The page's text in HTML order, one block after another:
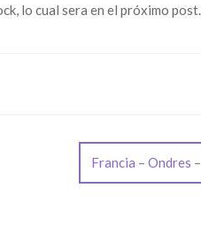
lo cual sera en el próximo post.
Francia – Ondres